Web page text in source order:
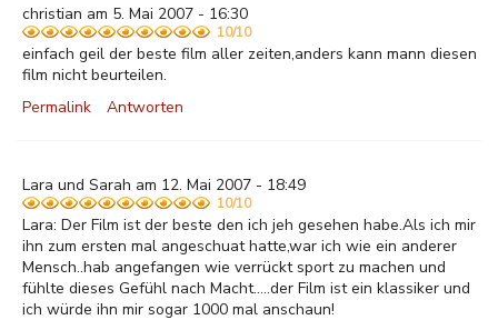
christian am 5. Mai 2007 - 16:30
10/10
einfach geil der beste film aller zeiten,anders kann mann diesen
film nicht beurteilen.
Permalink
Antworten
Lara und Sarah am 12. Mai 2007 - 18:49
10/10
Lara: Der Film ist der beste den ich jeh gesehen habe.Als ich mir
ihn zum ersten mal angeschuat hatte,war ich wie ein anderer
Mensch..hab angefangen wie verrückt sport zu machen und
fühlte dieses Gefühl nach Macht.....der Film ist ein klassiker und
ich würde ihn mir sogar 1000 mal anschaun!